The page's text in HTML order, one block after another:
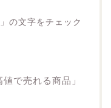
の文字をチェック
で売れる商品」